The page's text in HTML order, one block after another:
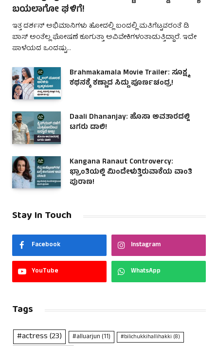
ಬಯಲಾಗೋ ಘಳಿಗೆ!
ಇತ್ತ ದರ್ಶನ್ ಅಭಿಮಾನಿಗಳು ಹೋದಲ್ಲಿ ಬಂದಲ್ಲಿ ಮತಿಗೆಟ್ಟವರಂತೆ ಡಿ
ಬಾಸ್ ಅಂತೆಲ್ಲ ಘೋಷಣೆ ಕೂಗುತ್ತಾ ಅವಿವೇಕಿಗಳಂತಾಡುತ್ತಿದ್ದಾರೆ. ಇದೇ
ಪಾಳೆಯದ ಒಂದಷ್ಟು…
Brahmakamala Movie Trailer: ಸೂಕ್ಷ್ಮ
ಕಥನಕ್ಕೆ ಕಣ್ಣಾದ ಸಿದ್ದು ಪೂರ್ಣಚಂದ್ರ!
Daali Dhananjay: ಹೊಸಾ ಅವತಾರದಲ್ಲಿ
ಟಗರು ಡಾಲಿ!
Kangana Ranaut Controvercy:
ಭ್ರಾಂತಿಯಲ್ಲಿ ಮಿಂದೇಳುತ್ತಿರುವಾಕೆಯ ವಾಂತಿ
ಪುರಾಣ!
Stay In Touch
Facebook Instagram
YouTube WhatsApp
Tags
#actress(23) #alluarjun(11) #bilichukkihallihakki (8)